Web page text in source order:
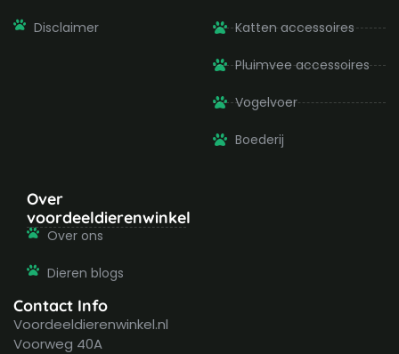
Disclaimer Katten accessoires
Pluimvee accessoires
Vogelvoer
Boederij
Over
voordeeldierenwinkel
Over ons
Dieren blogs
Contact Info
Voordeeldierenwinkel.nl
Voorweg 40A